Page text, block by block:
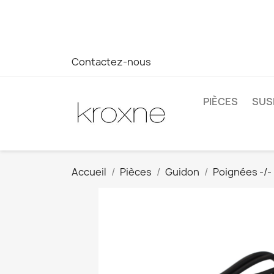
Contactez-nous
PIÈCES
Accueil Pièces Guidon Poignées